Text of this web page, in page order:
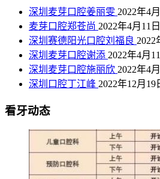
深圳麦芽口腔姜丽雯 2022年4
麦芽口腔郑苍尚 2022年4月11日
深圳赛德阳光口腔刘福良 2022
深圳麦芽口腔谢添 2022年4月
深圳麦芽口腔施丽欣 2022年4
深圳口腔丁江峰 2022年12月19
看牙动态